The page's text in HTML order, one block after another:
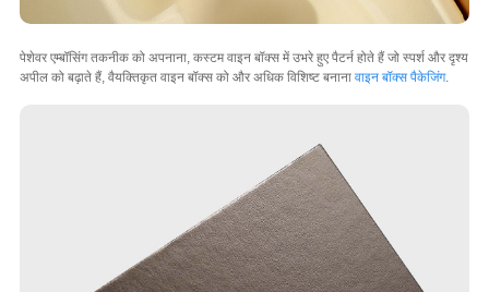
पेशेवर एम्बॉसिंग तकनीक को अपनाना, कस्टम वाइन बॉक्स में उभरे हुए पैटर्न होते हैं जो स्पर्श और दृश्य
अपील को बढ़ाते हैं, वैयक्तिकृत वाइन बॉक्स को और अधिक विशिष्ट बनाना वाइन बॉक्स पैकेजिंग.